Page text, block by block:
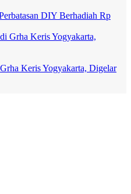
DIY Berhadiah Rp
Keris Yogyakarta, Digelar